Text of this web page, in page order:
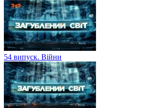
54 випуск. Війни